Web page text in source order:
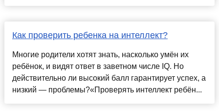
Как проверить ребенка на интеллект?
Многие родители хотят знать, насколько умён их
ребёнок, и видят ответ в заветном числе IQ. Но
действительно ли высокий балл гарантирует успех, а
низкий — проблемы?«Проверять интеллект ребён...